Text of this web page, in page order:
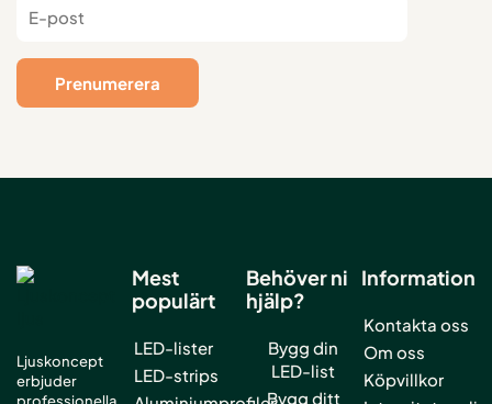
Ljuskoncept
erbjuder
Mest
populärt
LED-lister
LED-strips
Behöver ni
hjälp?
Bygg din
LED-list
Bygg ditt
Information
Kontakta oss
Om oss
Köpvillkor